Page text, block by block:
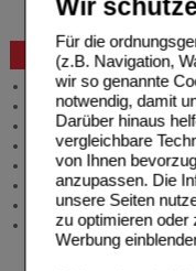
Wir
Für die
(z.B. Navigation,
wir so genannte
notwendig, damit
Darüber hinaus
vergleichbare
von Ihnen
anzupassen. Die
unsere Seiten
zu optimieren oder
Werbung
Beratung und Service
Allgemeine Information
Produktberatung
Meldung Arzneimittelrisiken
Zuzahlungsfreie Arzneien
Angebote & Downloads
Newsletter
Neukundenprämie
Stellenangebote